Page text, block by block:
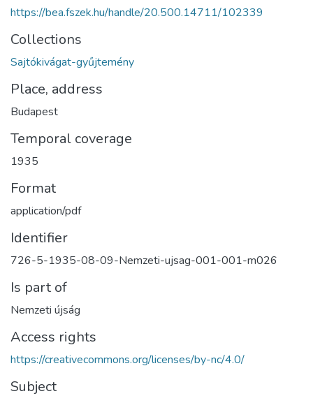
https://bea.fszek.hu/handle/20.500.14711/102339
Collections
Sajtókivágat-gyűjtemény
Place, address
Budapest
Temporal coverage
1935
Format
application/pdf
Identifier
726-5-1935-08-09-Nemzeti-ujsag-001-001-m026
Is part of
Nemzeti újság
Access rights
https://creativecommons.org/licenses/by-nc/4.0/
Subject